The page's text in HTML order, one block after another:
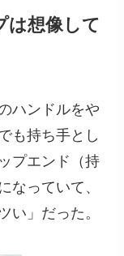
は想像して
ハンドルをや
も持ち手とし
プエンド（持
なっていて、
い」だった。